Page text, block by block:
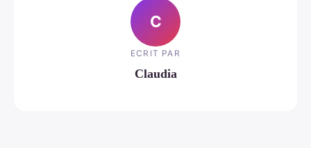
C
ECRIT PAR
Claudia